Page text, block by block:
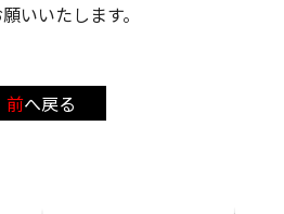
いいたします。
前へ戻る